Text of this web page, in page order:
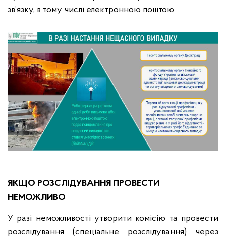
зв’язку, в тому числі електронною поштою.
ЯКЩО РОЗСЛІДУВАННЯ ПРОВЕСТИ
НЕМОЖЛИВО
У разі неможливості утворити комісію та провести
розслідування (спеціальне розслідування) через